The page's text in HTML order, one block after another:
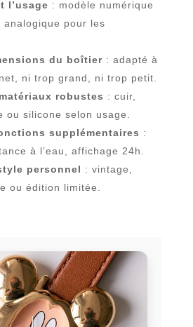
l’usage : modèle numérique
analogique pour les
du boîtier: adapté à
ni trop grand, ni trop petit.
robustes : cuir,
ou silicone selon usage.
supplémentaires :
à l’eau, affichage 24h.
personnel : vintage,
ou édition limitée.